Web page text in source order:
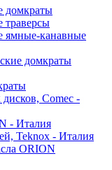
домкраты
траверсы
ямные-канавные
домкраты
Comec -
- Италия
Teknox - Италия
ORION